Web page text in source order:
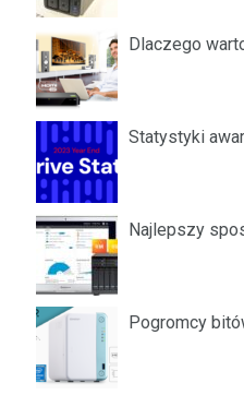
Dlaczego
Statystyki
Najlepszy
Pogromcy